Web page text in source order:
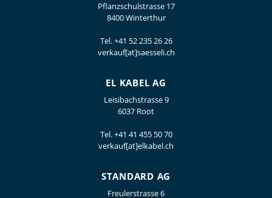
Pflanzschulstrasse 17
8400 Winterthur
Tel.+41 52 235 26 26
verkauf[at]saesseli.ch
EL KABEL AG
Leisibachstrasse 9
6037 Root
Tel.+41 41 455 50 70
verkauf[at]elkabel.ch
STANDARD AG
Freulerstrasse 6